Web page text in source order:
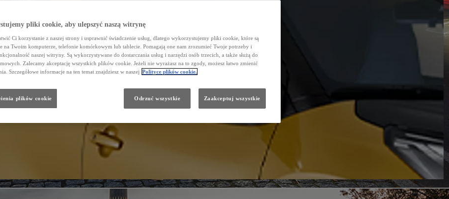
pliki cookie, aby ulepszyć naszą witrynę
Ci korzystanie z naszej strony i usprawnić świadczenie usług, dlatego wykorzystujemy pliki cookie, które są
na Twoim komputerze, telefonie komórkowym lub tablecie. Pomagają one nam zrozumieć Twoje potrzeby i
naszej witryny. Są wykorzystywane do dostarczania usług i narzędzi osób trzecich, a także służą do
Zalecamy akceptację wszystkich plików cookie. Jeżeli nie wyrażasz na to zgody, możesz łatwo zmienić
Szczegółowe informacje na ten temat znajdziesz w naszej Polityce plików cookie.
plików cookie Odrzuć wszystkie Zaakceptuj wszystkie